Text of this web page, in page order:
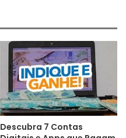
Descubra 7 Contas